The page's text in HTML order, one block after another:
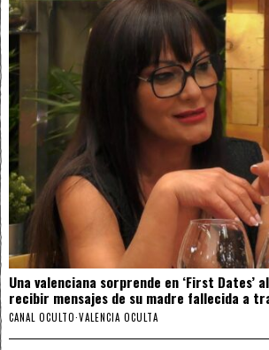
Una valenciana sorprende en ‘First Dates’
recibir mensajes de su madre fallecida a
CANAL OCULTO·VALENCIA OCULTA